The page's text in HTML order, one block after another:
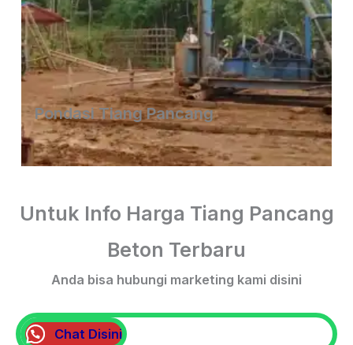
Pondasi Tiang Pancang
Untuk Info Harga Tiang Pancang
Beton Terbaru
Anda bisa hubungi marketing kami disini
Chat Disini